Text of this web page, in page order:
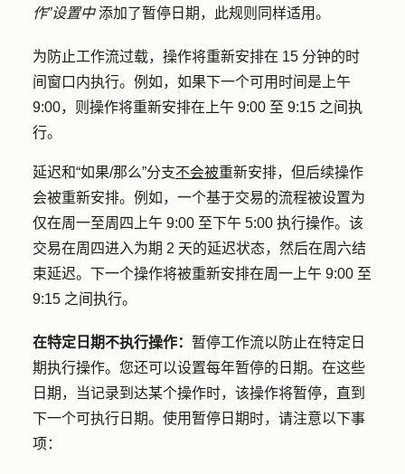
作”设置中添加了暂停日期，此规则同样适用。
为防止工作流过载，操作将重新安排在 15 分钟的时
间窗口内执行。例如，如果下一个可用时间是上午
9:00，则操作将重新安排在上午 9:00 至 9:15 之间执
行。
延迟和“如果/那么”分支不会被重新安排，但后续操作
会被重新安排。例如，一个基于交易的流程被设置为
仅在周一至周四上午 9:00 至下午 5:00 执行操作。该
交易在周四进入为期 2 天的延迟状态，然后在周六结
束延迟。下一个操作将被重新安排在周一上午 9:00 至
9:15 之间执行。
在特定日期不执行操作： 暂停工作流以防止在特定日
期执行操作。您还可以设置每年暂停的日期。在这些
日期，当记录到达某个操作时，该操作将暂停，直到
下一个可执行日期。使用暂停日期时，请注意以下事
项：